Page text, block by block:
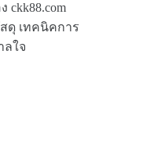
ckk88.com
ดุ เทคนิคการ
ลใจ